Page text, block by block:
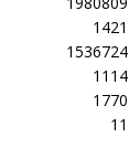
1421
1536724
1114
1770
11